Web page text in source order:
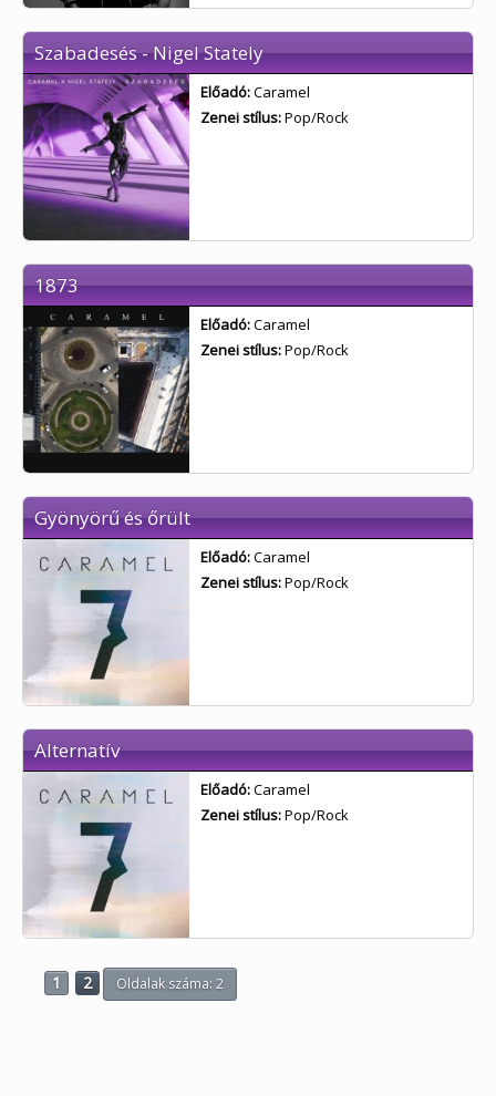
Szabadesés - Nigel Stately
Előadó:Caramel
Zenei stílus:Pop/Rock
1873
Előadó:Caramel
Zenei stílus:Pop/Rock
Gyönyörű és őrült
Előadó:Caramel
Zenei stílus:Pop/Rock
Alternatív
Előadó:Caramel
Zenei stílus:Pop/Rock
1 2 Oldalak száma: 2